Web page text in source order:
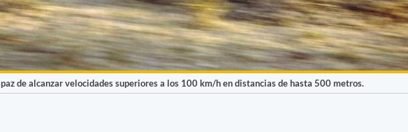
de alcanzar velocidades superiores a los 100 km/h en distancias de hasta 500 metros.